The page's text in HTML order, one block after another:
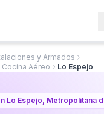
y Armados
Aéreo
Lo Espejo
Lo Espejo, Metropolitana